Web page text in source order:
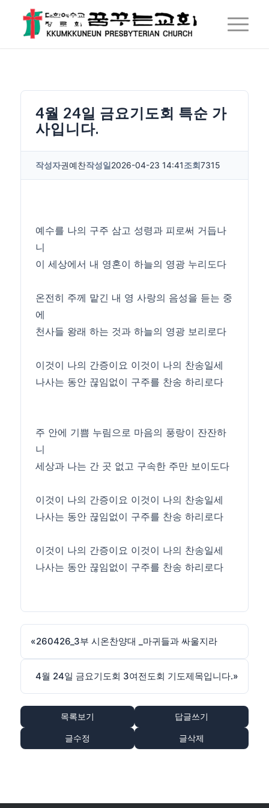
4월 24일 금요기도회 특순 가
사입니다.
작성자권예찬작성일2026-04-23 14:41조회7315
예수를 나의 구주 삼고 성령과 피로써 거듭나
니
이 세상에서 내 영혼이 하늘의 영광 누리도다
온전히 주께 맡긴 내 영 사랑의 음성을 듣는 중
에
천사들 왕래 하는 것과 하늘의 영광 보리로다
이것이 나의 간증이요 이것이 나의 찬송일세
나사는 동안 끊임없이 구주를 찬송 하리로다
주 안에 기쁨 누림으로 마음의 풍랑이 잔잔하
니
세상과 나는 간 곳 없고 구속한 주만 보이도다
이것이 나의 간증이요 이것이 나의 찬송일세
나사는 동안 끊임없이 구주를 찬송 하리로다
이것이 나의 간증이요 이것이 나의 찬송일세
나사는 동안 끊임없이 구주를 찬송 하리로다
«260426_3부 시온찬양대 _마귀들과 싸울지라
4월 24일 금요기도회 3여전도회 기도제목입니다.»
목록보기 답글쓰기
글수정 글삭제